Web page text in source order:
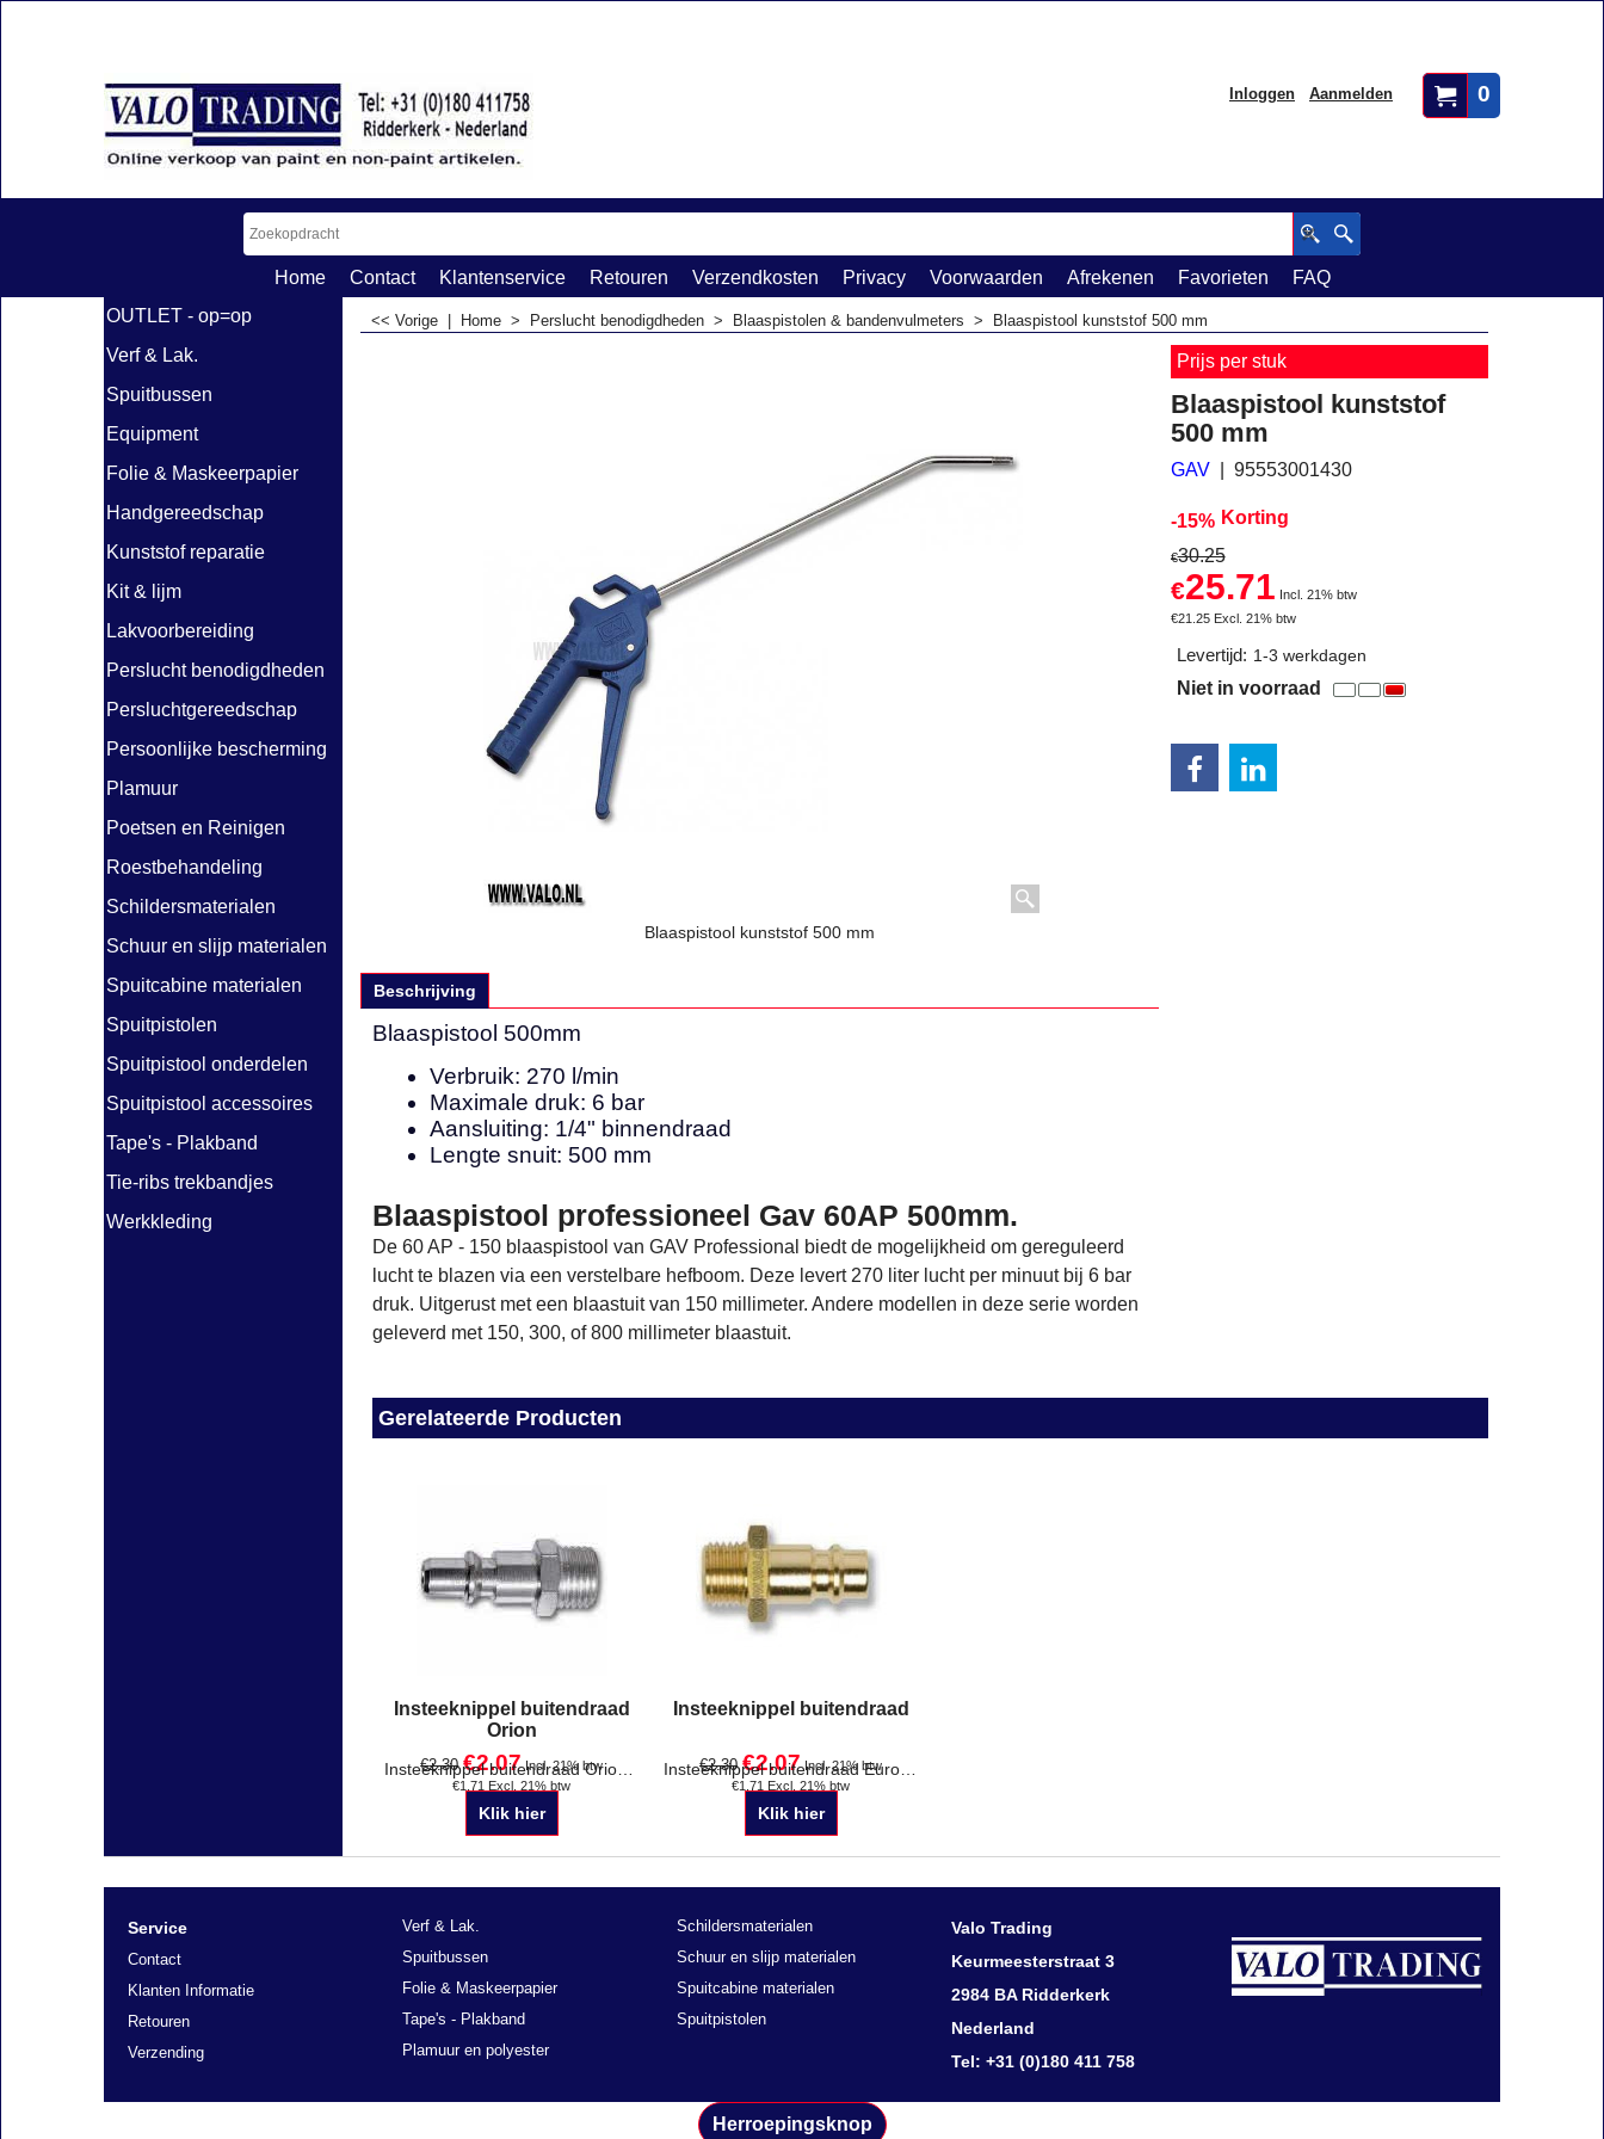
0
Inloggen Aanmelden
Home Contact Klantenservice Retouren Verzendkosten Privacy Voorwaarden Afrekenen Favorieten
FAQ
OUTLET - op=op
Verf & Lak.
Spuitbussen
Equipment
Folie & Maskeerpapier
Handgereedschap
Kunststof reparatie
Kit & lijm
Lakvoorbereiding
Perslucht benodigdheden
Persluchtgereedschap
Persoonlijke bescherming
Plamuur
Poetsen en Reinigen
Roestbehandeling
Schildersmaterialen
Schuur en slijp materialen
Spuitcabine materialen
Spuitpistolen
Spuitpistool onderdelen
Spuitpistool accessoires
Tape's - Plakband
Tie-ribs trekbandjes
Werkkleding
<< Vorige Home > Perslucht benodigdheden > Blaaspistolen & bandenvulmeters > Blaaspistool kunststof 500 mm
Blaaspistool kunststof 500 mm
Prijs per stuk
Blaaspistool kunststof
500 mm
GAV 95553001430
-15% Korting
€30.25
€25.71 Incl. 21% btw
€21.25 Excl. 21% btw
Levertijd: 1-3 werkdagen
Niet in voorraad
Beschrijving
Blaaspistool 500mm
Verbruik: 270 l/min
Maximale druk: 6 bar
Aansluiting: 1/4" binnendraad
Lengte snuit: 500 mm
Blaaspistool professioneel Gav 60AP 500mm.
De 60 AP - 150 blaaspistool van GAV Professional biedt de mogelijkheid om gereguleerd
lucht te blazen via een verstelbare hefboom. Deze levert 270 liter lucht per minuut bij 6 bar
druk. Uitgerust met een blaastuit van 150 millimeter. Andere modellen in deze serie worden
geleverd met 150, 300, of 800 millimeter blaastuit.
Gerelateerde Producten
Insteeknippel buitendraad
Orion
€2.30 €2.07 Incl. 21% btw
€1.71 Excl. 21% btw
Klik hier
Insteeknippel buitendraad
€2.30 €2.07 Incl. 21% btw
€1.71 Excl. 21% btw
Klik hier
Contact
Klanten Informatie
Verzending
Verf & Lak.
Spuitbussen
Folie & Maskeerpapier
Plamuur en polyester
Schildersmaterialen
Schuur en slijp materialen